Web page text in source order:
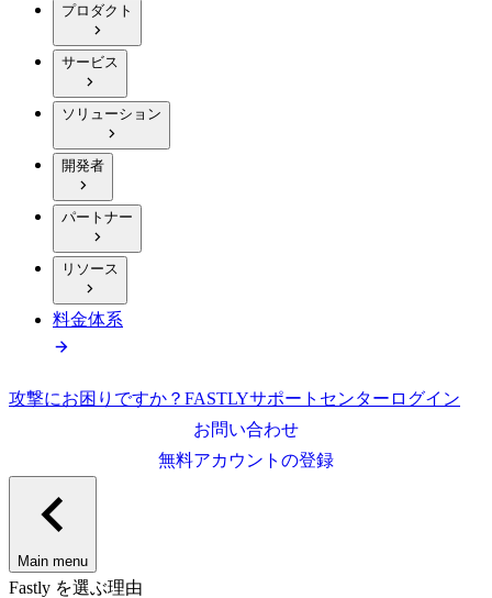
プロダクト
サービス
ソリューション
開発者
パートナー
リソース
料金体系
攻撃にお困りですか？ FASTLYサポートセンター ログイン
お問い合わせ
無料アカウントの登録
Main menu
Fastly を選ぶ理由